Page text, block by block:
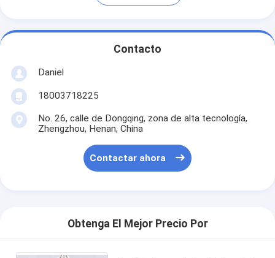
Contacto
Daniel
18003718225
No. 26, calle de Dongqing, zona de alta tecnología,
Zhengzhou, Henan, China
Contactar ahora
Obtenga El Mejor Precio Por